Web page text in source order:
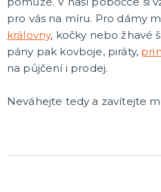
pro vás na míru. Pro dámy
královny, kočky nebo žhavé
pány pak kovboje, piráty,
na půjčení i prodej.
Neváhejte tedy a zavítejte